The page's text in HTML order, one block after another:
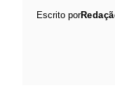
Escrito por